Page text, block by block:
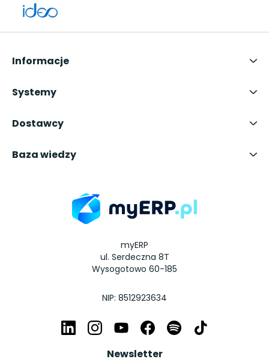
myERP
ul. Serdeczna 8T
Wysogotowo 60-185
NIP: 8512923634
Informacje
Systemy
Dostawcy
Baza wiedzy
Newsletter